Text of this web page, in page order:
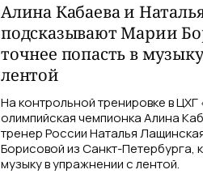
Алина Кабаева и
подсказывают Марии
точнее попасть в
лентой
На контрольной тренировке в
олимпийская чемпионка Алина
тренер России Наталья
Борисовой из Санкт-Петербурга,
музыку в упражнении с лентой.